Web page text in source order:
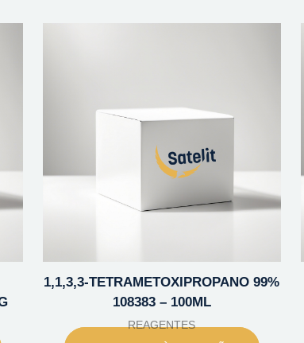
1,1,3,3-TETRAMETOXIPROPANO 99%
108383 – 100ML
REAGENTES